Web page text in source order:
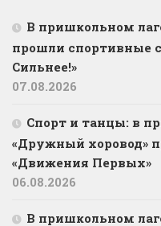
В пришкольном
прошли спортивные
Сильнее!»
07.08.2026
Спорт и танцы: в
«Дружный хоровод»
«Движения Первых»
06.08.2026
В пришкольном